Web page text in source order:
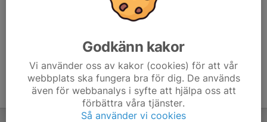
Godkänn kakor
Vi använder oss av kakor (cookies) för att vår
webbplats ska fungera bra för dig. De används
även för webbanalys i syfte att hjälpa oss att
förbättra våra tjänster.
Så använder vi cookies